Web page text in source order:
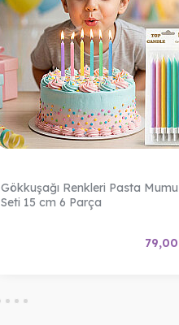
Gökkuşağı Renkleri Pasta Mumu
Seti 15 cm 6 Parça
79,00